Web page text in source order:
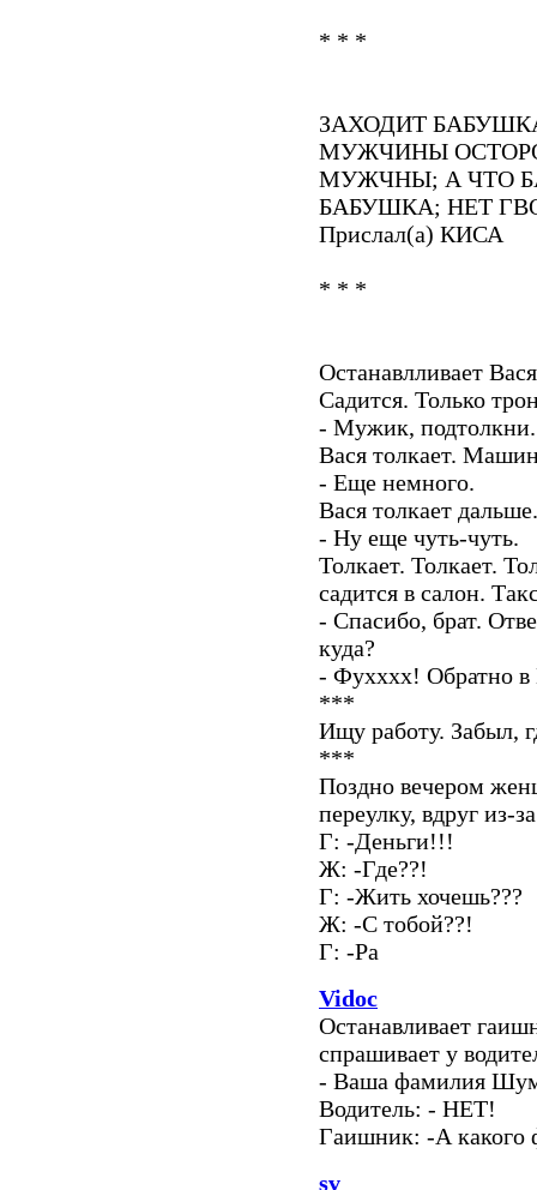
* * *
ЗАХОДИТ
МУЖЧИНЫ
МУЖЧНЫ; А ЧТО
БАБУШКА; НЕТ
Прислал(а) КИСА
* * *
Останавлливает
Садится. Только
- Мужик, подтолкни.
Вася толкает.
- Еще немного.
Вася толкает
- Ну еще чуть-чуть.
Толкает. Толкает.
садится в салон.
- Спасибо, брат.
куда?
- Фухххх! Обратно
***
Ищу работу. Забыл,
***
Поздно вечером
переулку, вдруг из-
Г: -Деньги!!!
Ж: -Где??!
Г: -Жить хочешь???
Ж: -С тобой??!
Г: -Ра
Vidoc
Останавливает
спрашивает у
- Ваша фамилия
Водитель: - НЕТ!
Гаишник: -А какого
sv